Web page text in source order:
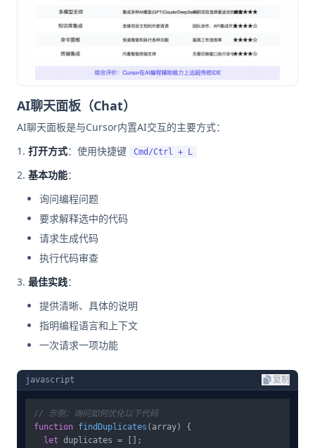
AI聊天面板（Chat）
AI聊天面板是与Cursor内置AI交互的主要方式：
打开方式：使用快捷键 Cmd/Ctrl + L
基本功能：
询问编程问题
要求解释选中的代码
请求生成代码
执行代码审查
最佳实践：
提供清晰、具体的说明
指明编程语言和上下文
一次请求一项功能
javascript 复制
// 示例：询问如何优化以下代码
function findDuplicates ( array) {
let duplicates = [];